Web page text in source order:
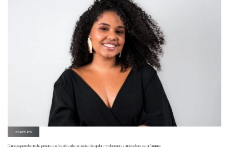
STARTUPS
Conheça quatro femtechs pioneiras no Brasil e saiba como elas vão ajudar a revolucionar a saúde e o bem-estar feminino